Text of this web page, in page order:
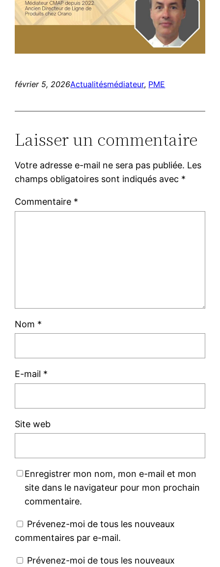
février 5, 2026Actualitésmédiateur, PME
Laisser un commentaire
Votre adresse e-mail ne sera pas publiée. Les
champs obligatoires sont indiqués avec *
Commentaire *
Nom *
E-mail *
Site web
Enregistrer mon nom, mon e-mail et mon
site dans le navigateur pour mon prochain
commentaire.
Prévenez-moi de tous les nouveaux
commentaires par e-mail.
Prévenez-moi de tous les nouveaux